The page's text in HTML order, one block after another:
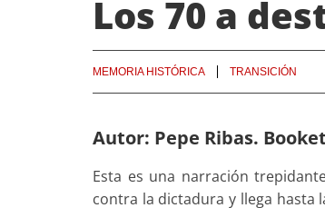
Los 70 a
MEMORIA HISTÓRICA TRANSICIÓN
Autor: Pepe Ribas.
Esta es una narración
contra la dictadura y llega hasta